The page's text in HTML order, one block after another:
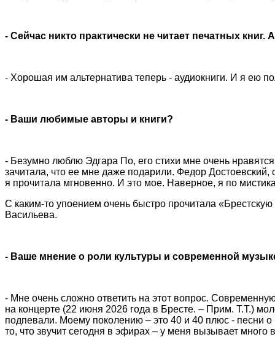
- Сейчас никто практически не читает печатных книг.
- Хорошая им альтернатива теперь - аудиокниги. И я ею
- Ваши любимые авторы и книги?
- Безумно люблю Эдгара По, его стихи мне очень
зачитала, что ее мне даже подарили. Федор
я прочитала мгновенно. И это мое. Наверное, я по
С каким-то упоением очень быстро прочитала
Васильева.
- Ваше мнение о роли культуры и современной
- Мне очень сложно ответить на этот вопрос.
на концерте (22 июня 2026 года в Бресте. – Прим. Т.Т.)
подпевали. Моему поколению – это 40 и 40 плюс - песни
то, что звучит сегодня в эфирах – у меня вызывает много